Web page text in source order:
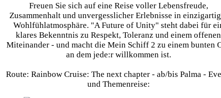
Freuen Sie sich auf eine Reise voller Lebensfreude,
Zusammenhalt und unvergesslicher Erlebnisse in
Wohlfühlatmosphäre. "A Future of Unity" steht dabei für
klares Bekenntnis zu Respekt, Toleranz und einem offenen
Miteinander - und macht die Mein Schiff 2 zu einem bunten
an dem jede:r willkommen ist.
Route: Rainbow Cruise: The next chapter - ab/bis Palma -
und Themenreise: